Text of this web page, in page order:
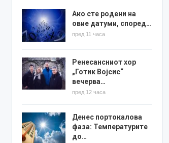
Ако сте родени на
овие датуми, според…
пред 11 часа
Ренесансниот хор
„Готик Војсис“
вечерва…
пред 12 часа
Денес портокалова
фаза: Температурите
до…